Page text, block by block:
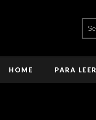
HOME PARA LEER